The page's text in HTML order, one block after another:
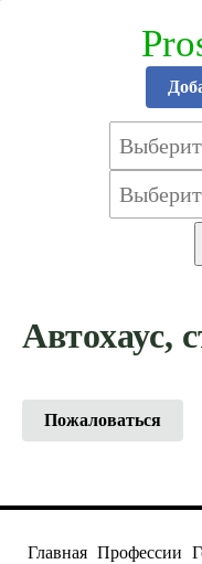
Автохаус,
Пожаловаться
Главная Профессии